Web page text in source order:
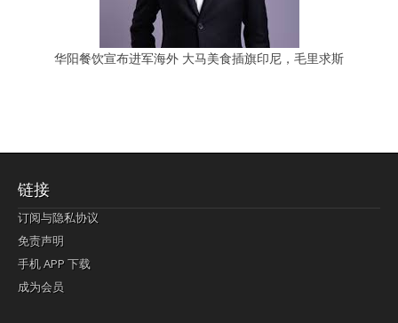
华阳餐饮宣布进军海外 大马美食插旗印尼，毛里求斯
链接
订阅与隐私协议
免责声明
手机 APP 下载
成为会员